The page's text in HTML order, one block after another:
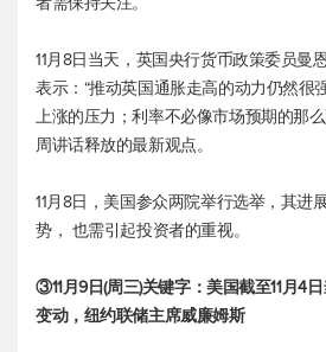
11月8日当天，英国央行货币政策委员曼
表示：“推动英国通胀走高的动力仍然很
上涨的压力；利率不必像市场预期的那
周讲话释放的最新观点。
11月8日，美国参众两院举行选举，其进
势， 也需引起投资者的重视。
③11月9日(周三)关键字：美国截至11月4
变动，纽约联储主席威廉姆斯